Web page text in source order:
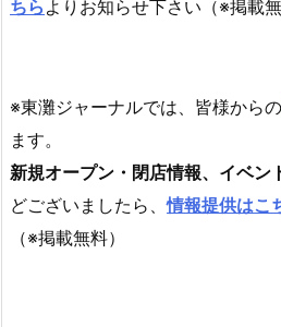
ちら よりお知らせ下さい（※掲載無
※東灘ジャーナルでは、皆様からの
ます。
新規オープン・閉店情報、イベン
どございましたら、情報提供はこ
（※掲載無料）